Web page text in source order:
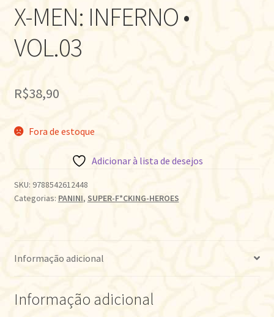
X-MEN: INFERNO •
VOL.03
R$38,90
Fora de estoque
Adicionar à lista de desejos
SKU: 9788542612448
Categorias: PANINI, SUPER-F*CKING-HEROES
Informação adicional
Informação adicional